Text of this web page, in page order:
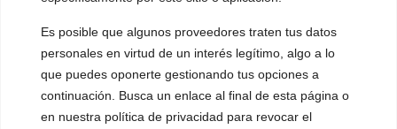
Es posible que algunos proveedores traten tus datos
personales en virtud de un interés legítimo, algo a lo
que puedes oponerte gestionando tus opciones a
continuación. Busca un enlace al final de esta página o
en nuestra política de privacidad para revocar el